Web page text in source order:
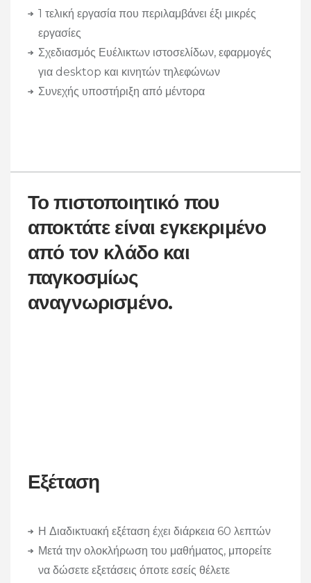
1 τελική εργασία που περιλαμβάνει έξι μικρές
εργασίες
Σχεδιασμός Ευέλικτων ιστοσελίδων, εφαρμογές
για desktop και κινητών τηλεφώνων
Συνεχής υποστήριξη από μέντορα
Το πιστοποιητικό που
αποκτάτε είναι εγκεκριμένο
από τον κλάδο και
παγκοσμίως
αναγνωρισμένο.
Εξέταση
Η Διαδικτυακή εξέταση έχει διάρκεια 60 λεπτών
Μετά την ολοκλήρωση του μαθήματος, μπορείτε
να δώσετε εξετάσεις όποτε εσείς θέλετε